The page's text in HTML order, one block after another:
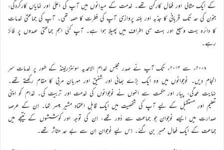
کے ایک مثالی اور فعّال کارکن تھے۔ خدمت کے میدانوں میں آپ کی اعلیٰ اور نمایاں کارکردگی،
جنون کی حد تک قربانی کا جذبہ اور بلند پروازی آپ کی فطرت کا حصہ تھی۔ آپ کی جماعتی خدمات
کا دائرہ بہت وسیع اور بہت سی اطراف میں پھیلا ہوا ہے۔ آپ کئی اہم جماعتی عہدوں پر فائز
رہے۔
۲۰۰۸ء سے ۲۰۱۴ء تک آپ نے صدر مجلس خدام الاحمدیہ سوئٹزرلینڈ کے طور پر خدمات سر
انجام دیں۔ نوجوانوں میں وہ ایک بڑے بھائی اور شفیق اور مہربان مربی کا مقام رکھتے تھے۔
نہایت عمدگی، پیار اور حکمت سے انہوں نے نوجوانوں کی خدمت اور تربیت کی۔ خدّام کو اپنی
تعلیم اور مستقبل کے لیے آپ کی شخصیت میں ایک قابلِ اعتماد مشیر میسر تھا۔ اِن کے عرصۂ
صدارت میں ایسے نوجوان جو جماعت سے دُور تھے، اِن کی توجہ اور کوششوں کے نتیجے میں
جماعت کے ایک فعال ممبر بن گئے۔ اِس لیے نوجوان اِن سے بے حد متاثر تھے۔